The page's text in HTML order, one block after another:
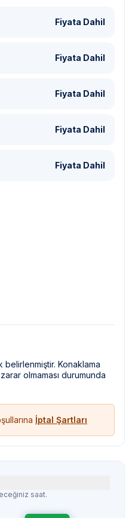
Fiyata Dahil
Fiyata Dahil
Fiyata Dahil
Fiyata Dahil
Fiyata Dahil
belirlenmiştir. Konaklama
olmaması durumunda
İptal Şartları
saat.